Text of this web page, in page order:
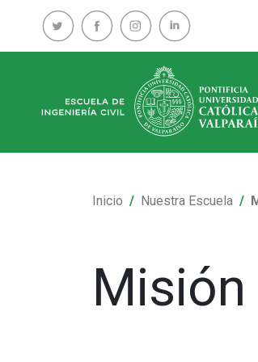
Inicio Nuestra Escuela